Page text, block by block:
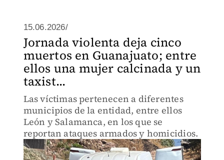
15.06.2026/
Jornada violenta deja cinco
muertos en Guanajuato; entre
ellos una mujer calcinada y un
taxist...
Las víctimas pertenecen a diferentes
municipios de la entidad, entre ellos
León y Salamanca, en los que se
reportan ataques armados y homicidios.